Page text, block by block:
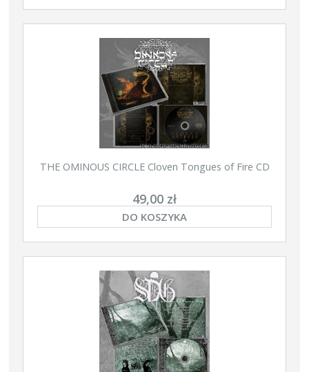
THE OMINOUS CIRCLE Cloven Tongues of Fire CD
49,00 zł
DO KOSZYKA